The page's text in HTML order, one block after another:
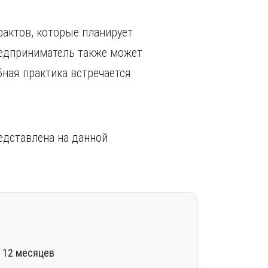
которые планирует
также может
практика встречается
на данной
12 месяцев